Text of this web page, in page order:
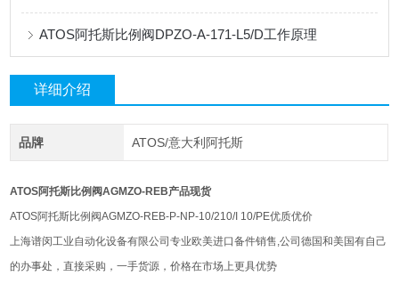
ATOS阿托斯比例阀DPZO-A-171-L5/D工作原理
详细介绍
品牌 ATOS/意大利阿托斯
ATOS阿托斯比例阀AGMZO-REB产品现货
ATOS阿托斯比例阀AGMZO-REB-P-NP-10/210/I 10/PE优质优价
上海谱闵工业自动化设备有限公司专业欧美进口备件销售,公司德国和美国有自己
的办事处，直接采购，一手货源，价格在市场上更具优势